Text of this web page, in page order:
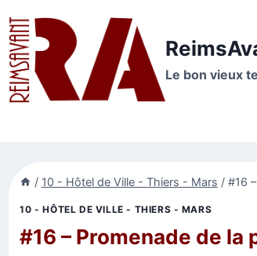
au
contenu
Le bon vieux
/ 10 - Hôtel de Ville - Thiers - Mars / #16
10 - HÔTEL DE VILLE - THIERS - MARS
#16 – Promenade de la